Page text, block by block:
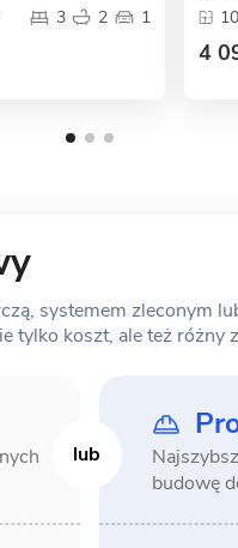
3 2 1
4
systemem zleconym
tylko koszt, ale też różny
budowę